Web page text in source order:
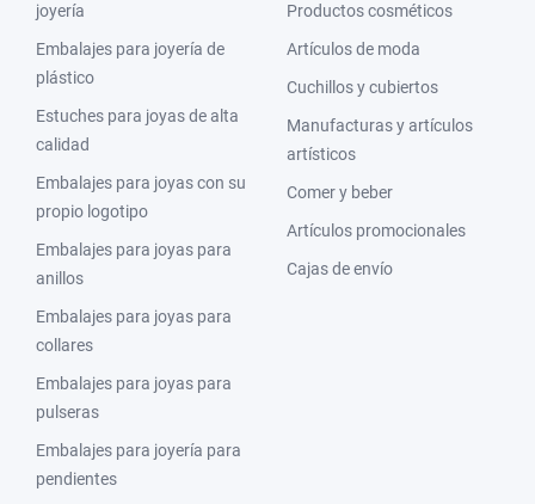
joyería
Embalajes para joyería de
plástico
Estuches para joyas de alta
calidad
Embalajes para joyas con su
propio logotipo
Embalajes para joyas para
anillos
Embalajes para joyas para
collares
Embalajes para joyas para
pulseras
Embalajes para joyería para
pendientes
Productos cosméticos
Artículos de moda
Cuchillos y cubiertos
Manufacturas y artículos
artísticos
Comer y beber
Artículos promocionales
Cajas de envío